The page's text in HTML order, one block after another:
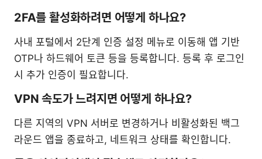
2FA를 활성화하려면 어떻게 하나요?
사내 포털에서 2단계 인증 설정 메뉴로 이동해 앱 기반
OTP나 하드웨어 토큰 등을 등록합니다. 등록 후 로그인
시 추가 인증이 필요합니다.
VPN 속도가 느려지면 어떻게 하나요?
다른 지역의 VPN 서버로 변경하거나 비활성화된 백그
라운드 앱을 종료하고, 네트워크 상태를 확인합니다.